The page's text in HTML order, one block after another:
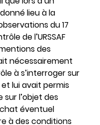
lieu à la
du 17
de l’URSSAF
des
nécessairement
à s’interroger sur
lui avait permis
l’objet des
éventuel
à des conditions